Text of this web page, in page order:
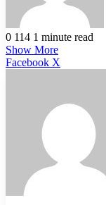
0 114 1 minute read
Show More
Facebook X